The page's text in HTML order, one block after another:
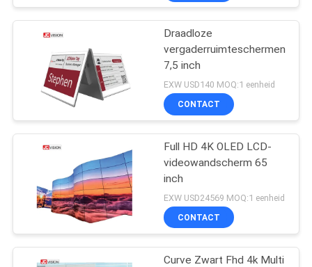
FABRIEKSTOCHT
KWALITEITSCONTROLE
NEEM
CONTACT
NIEUWS
Digitale signage-
displays voor
binnenruimtes
105
LCD
Videomuurvertoning
Draadloze
vergaderruimteschermen
7,5 inch
EXW USD140 MOQ:1 eenheid
CONTACT
Full HD 4K OLED LCD-
videowandscherm 65
inch
EXW USD24569 MOQ:1 eenheid
CONTACT
Curve Zwart Fhd 4k Multi